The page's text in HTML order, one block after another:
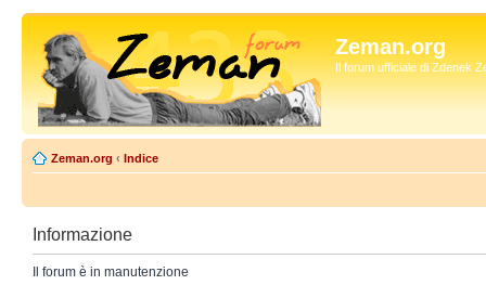
Zeman.org
Il forum ufficiale di Zdenek
Zeman.org ‹ Indice
Informazione
Il forum è in manutenzione